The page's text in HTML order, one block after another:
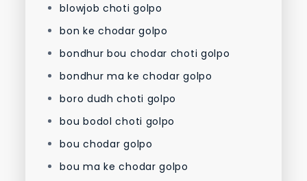
blowjob choti golpo
bon ke chodar golpo
bondhur bou chodar choti golpo
bondhur ma ke chodar golpo
boro dudh choti golpo
bou bodol choti golpo
bou chodar golpo
bou ma ke chodar golpo